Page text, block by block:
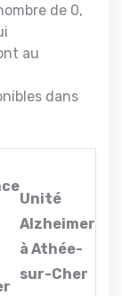
de 0,
au
dans
Unité
Alzheimer
à Athée-
sur-Cher